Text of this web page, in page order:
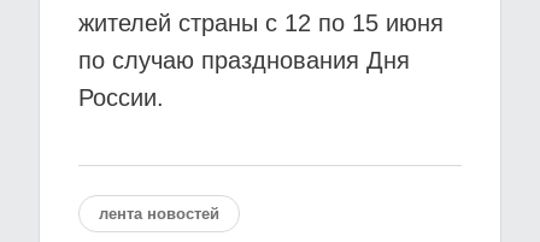
жителей страны с 12 по 15 июня
по случаю празднования Дня
России.
лента новостей